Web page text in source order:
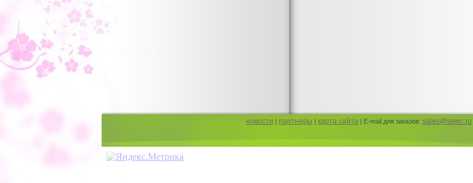
новости | партнеры | карта сайта | E-mail для заказов: sales@sewc.ru